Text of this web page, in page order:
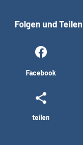
Folgen und Teilen
Facebook
teilen